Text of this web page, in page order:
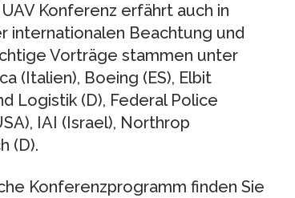
Konferenz erfährt auch in
internationalen Beachtung und
Vorträge stammen unter
(Italien), Boeing (ES), Elbit
Logistik (D), Federal Police
IAI (Israel), Northrop
(D).
Konferenzprogramm finden Sie